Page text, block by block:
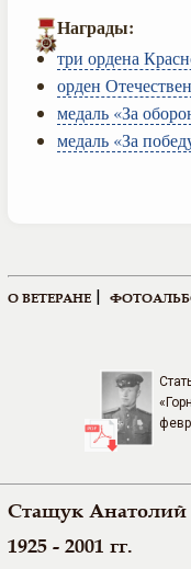
Награды:
три ордена
орден
медаль «За
медаль «За
О ВЕТЕРАНЕ |
Стащук
1925 - 2001 гг.